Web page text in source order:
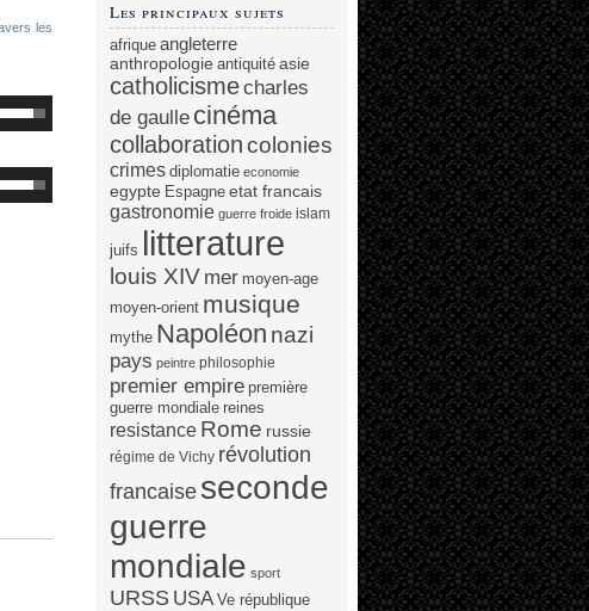
les
Les principaux sujets
afrique angleterre
anthropologie antiquité asie
catholicismecharles
de gaulle cinéma
collaborationcolonies
crimes diplomatie economie
egypte Espagne etat francais
gastronomie guerre froide islam
juifs litterature
louis XIV mer moyen-age
moyen-orient musique
mythe Napoléon nazi
pays peintre philosophie
premier empire première
guerre mondiale reines
resistance Rome russie
régime de Vichy révolution
francaise seconde
guerre
mondiale sport
URSS USA Ve république